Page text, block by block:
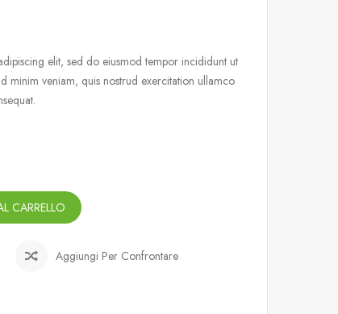
elit, sed do eiusmod tempor incididunt ut
minim veniam, quis nostrud exercitation ullamco
CARRELLO
Aggiungi Per Confrontare